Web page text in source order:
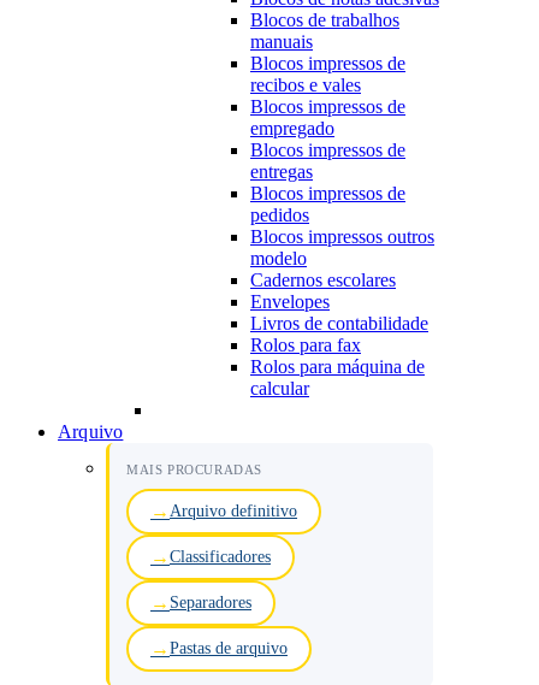
Blocos de trabalhos
manuais
Blocos impressos de
recibos e vales
Blocos impressos de
empregado
Blocos impressos de
entregas
Blocos impressos de
pedidos
Blocos impressos outros
modelo
Cadernos escolares
Envelopes
Livros de contabilidade
Rolos para fax
Rolos para máquina de
calcular
Arquivo
MAIS PROCURADAS
Arquivo definitivo
Classificadores
Separadores
Pastas de arquivo